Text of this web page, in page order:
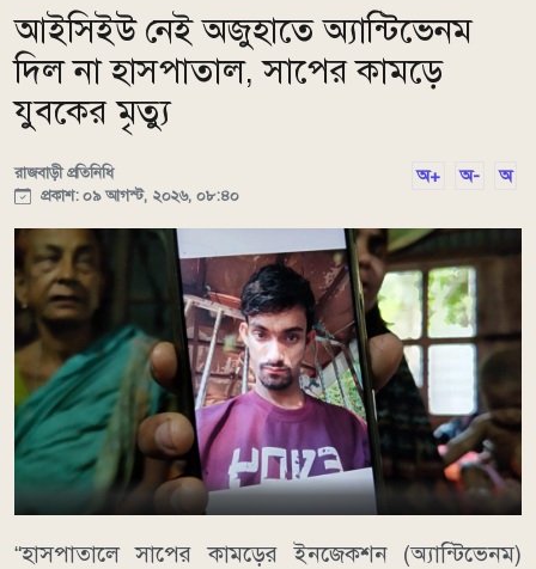
আইসিইউ নেই অজুহাতে অ্যান্টিভেনম
দিল না হাসপাতাল, সাপের কামড়ে
যুবকের মৃত্যু
রাজবাড়ী প্রতিনিধি
প্রকাশ: ০৯ আগস্ট, ২০২৬, ০৮:৪০
অ+ অ- অ
“হাসপাতালে সাপের কামড়ের ইনজেকশন (অ্যান্টিভেনম)